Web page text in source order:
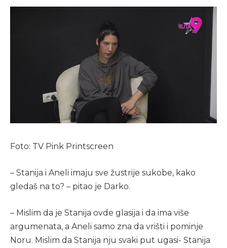
Foto: TV Pink Printscreen
– Stanija i Aneli imaju sve žustrije sukobe, kako
gledaš na to? – pitao je Darko.
– Mislim da je Stanija ovde glasija i da ima više
argumenata, a Aneli samo zna da vrišti i pominje
Noru. Mislim da Stanija nju svaki put ugasi- Stanija